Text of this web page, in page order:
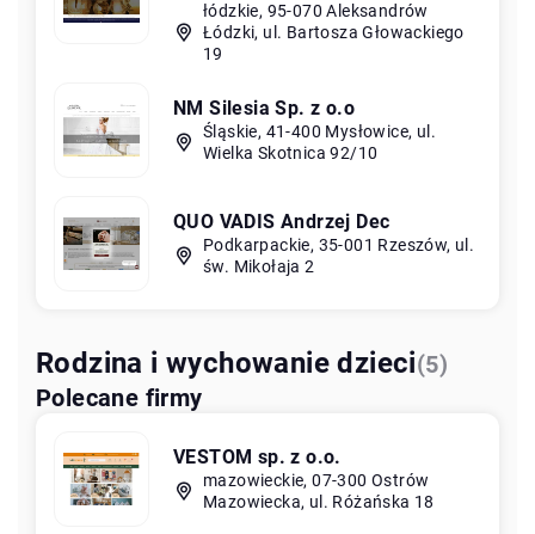
łódzkie, 95-070 Aleksandrów
Łódzki, ul. Bartosza Głowackiego
19
NM Silesia Sp. z o.o
Śląskie, 41-400 Mysłowice, ul.
Wielka Skotnica 92/10
QUO VADIS Andrzej Dec
Podkarpackie, 35-001 Rzeszów, ul.
św. Mikołaja 2
Rodzina i wychowanie dzieci(5)
Polecane firmy
VESTOM sp. z o.o.
mazowieckie, 07-300 Ostrów
Mazowiecka, ul. Różańska 18